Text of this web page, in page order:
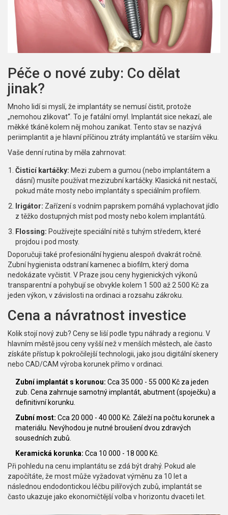
Péče o nové zuby: Co dělat
jinak?
Mnoho lidí si myslí, že implantáty se nemusí čistit, protože
„nemohou zlikovat“. To je fatální omyl. Implantát sice nekazí, ale
měkké tkáně kolem něj mohou zanikat. Tento stav se nazývá
periimplantit a je hlavní příčinou ztráty implantátů ve starším věku.
Vaše denní rutina by měla zahrnovat:
Čisticí kartáčky: Mezi zubem a gumou (nebo implantátem a
dásní) musíte používat mezizubní kartáčky. Klasická nit nestačí,
pokud máte mosty nebo implantáty s speciálním profilem.
Irigátor: Zařízení s vodním paprskem pomáhá vyplachovat jídlo
z těžko dostupných míst pod mosty nebo kolem implantátů.
Flossing: Používejte speciální nitě s tuhým středem, které
projdou i pod mosty.
Doporučuji také profesionální hygienu alespoň dvakrát ročně.
Zubní hygienista odstraní kamenec a biofilm, který doma
nedokázate vyčistit. V Praze jsou ceny hygienických výkonů
transparentní a pohybují se obvykle kolem 1 500 až 2 500 Kč za
jeden výkon, v závislosti na ordinaci a rozsahu zákroku.
Cena a návratnost investice
Kolik stojí nový zub? Ceny se liší podle typu náhrady a regionu. V
hlavním městě jsou ceny vyšší než v menších městech, ale často
získáte přístup k pokročilejší technologii, jako jsou digitální skenery
nebo CAD/CAM výroba korunek přímo v ordinaci.
Zubní implantát s korunou: Cca 35 000 - 55 000 Kč za jeden
zub. Cena zahrnuje samotný implantát, abutment (spoječku) a
definitivní korunku.
Zubní most: Cca 20 000 - 40 000 Kč. Záleží na počtu korunek a
materiálu. Nevýhodou je nutné broušení dvou zdravých
sousedních zubů.
Keramická korunka: Cca 10 000 - 18 000 Kč.
Při pohledu na cenu implantátu se zdá být drahý. Pokud ale
započítáte, že most může vyžadovat výměnu za 10 let a
následnou endodontickou léčbu pilířových zubů, implantát se
často ukazuje jako ekonomičtější volba v horizontu dvaceti let.